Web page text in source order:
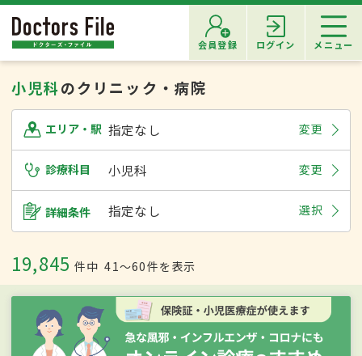
会員登録 ログイン メニュー
小児科のクリニック・病院
エリア・駅 指定なし 変更
診療科目 小児科 変更
詳細条件 指定なし 選択
19,845 件中 41〜60件を表示